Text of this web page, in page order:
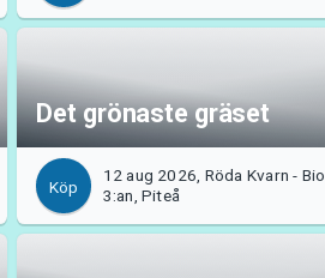
Det grönaste gräset
Köp
12 aug 2026, Röda Kvarn - Bio
3:an, Piteå